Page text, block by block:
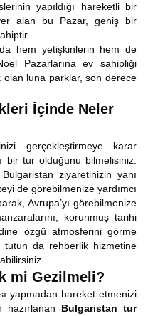
yapıldığı hareketli bir
alan bu Pazar, geniş bir
hem yetişkinlerin hem de
Pazarlarına ev sahipliği
olan luna parklar, son derece
İçinde Neler
gerçekleştirmeye karar
bir tur olduğunu bilmelisiniz.
ziyaretinizin yanı
de görebilmenize yardımcı
Avrupa’yı görebilmenize
korunmuş tarihi
özgü atmosferini görme
tutun da rehberlik hizmetine
mi Gezilmeli?
yapmadan hareket etmenizi
hazırlanan Bulgaristan tur